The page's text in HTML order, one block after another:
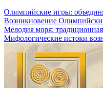
Олимпийские игры:
Возникновение
Мелодия моря:
Мифологические истоки